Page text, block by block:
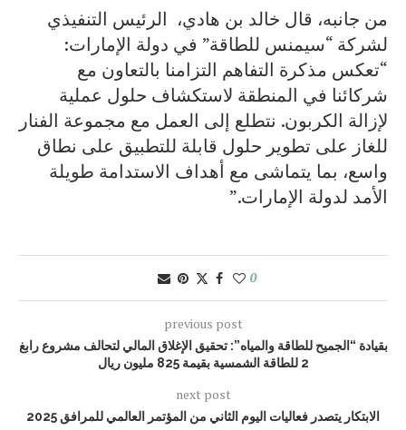
من جانبه، قال خالد بن هادي، الرئيس التنفيذي
لشركة “سيمنس للطاقة” في دولة الإمارات:
“تعكس مذكرة التفاهم التزامنا بالتعاون مع
شركائنا في المنطقة لاستكشاف حلول عملية
لإزالة الكربون. نتطلع إلى العمل مع مجموعة الفنار
للغاز على تطوير حلول قابلة للتطبيق على نطاق
واسع، بما يتماشى مع أهداف الاستدامة طويلة
الأمد لدولة الإمارات.”
0
previous post
بقيادة “الجميح للطاقة والمياه”: تحقيق الإغلاق المالي لتحالف مشروع رابغ
2 للطاقة الشمسية بقيمة 825 مليون ريال
next post
الابتكار يتصدر فعاليات اليوم الثاني من المؤتمر العالمي للمرافق 2025